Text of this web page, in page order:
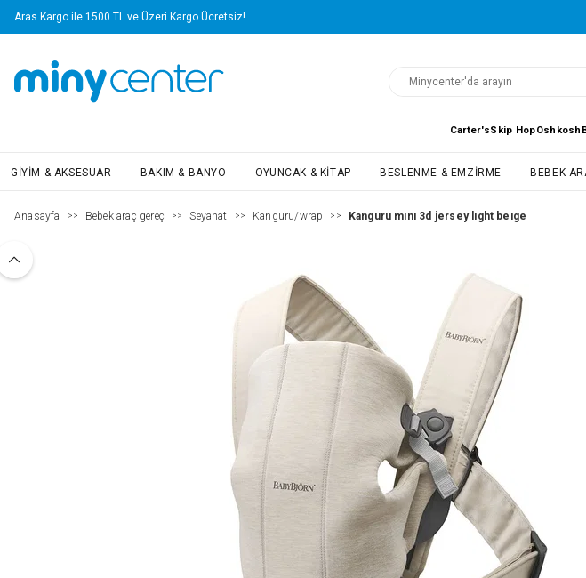
Aras Kargo ile 1500 TL ve Üzeri Kargo Ücretsiz!
Carter'sSkip HopOshkosh
GIYIM & AKSESUAR BAKIM & BANYO OYUNCAK & KITAP BESLENME & EMZIRME BEBEK
Anasayfa >> Bebek araç gereç >> Seyahat >> Kanguru/wrap >> Kanguru mını 3d jersey lıght beıge